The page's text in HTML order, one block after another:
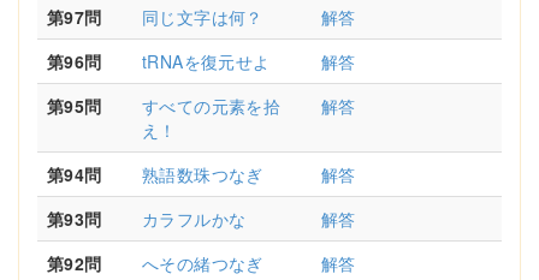
第97問
同じ文字は何？
解答
第96問
tRNAを復元せよ
解答
第95問
すべての元素を拾
え！
解答
第94問 熟語数珠つなぎ
解答
第93問
カラフルかな
解答
第92問
へその緒つなぎ
解答